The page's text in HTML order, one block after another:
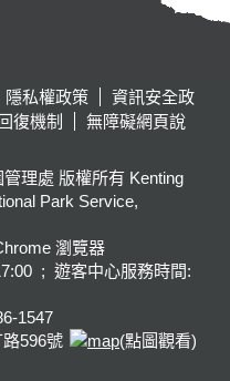
隱私權政策
資訊安全政
復機制
無障礙網頁說
理處 版權所有 Kenting
Park Service,
瀏覽器
; 遊客中心服務時間:
1547
596號
(點圖觀看)